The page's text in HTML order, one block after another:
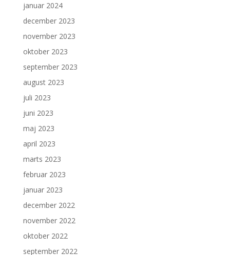
januar 2024
december 2023
november 2023
oktober 2023
september 2023
august 2023
juli 2023
juni 2023
maj 2023
april 2023
marts 2023
februar 2023
januar 2023
december 2022
november 2022
oktober 2022
september 2022